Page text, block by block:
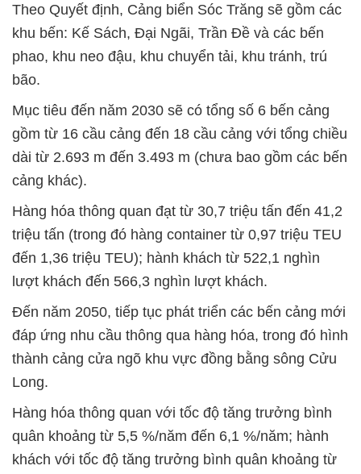
Theo Quyết định, Cảng biển Sóc Trăng sẽ gồm các
khu bến: Kế Sách, Đại Ngãi, Trần Đề và các bến
phao, khu neo đậu, khu chuyển tải, khu tránh, trú
bão.
Mục tiêu đến năm 2030 sẽ có tổng số 6 bến cảng
gồm từ 16 cầu cảng đến 18 cầu cảng với tổng chiều
dài từ 2.693 m đến 3.493 m (chưa bao gồm các bến
cảng khác).
Hàng hóa thông quan đạt từ 30,7 triệu tấn đến 41,2
triệu tấn (trong đó hàng container từ 0,97 triệu TEU
đến 1,36 triệu TEU); hành khách từ 522,1 nghìn
lượt khách đến 566,3 nghìn lượt khách.
Đến năm 2050, tiếp tục phát triển các bến cảng mới
đáp ứng nhu cầu thông qua hàng hóa, trong đó hình
thành cảng cửa ngõ khu vực đồng bằng sông Cửu
Long.
Hàng hóa thông quan với tốc độ tăng trưởng bình
quân khoảng từ 5,5 %/năm đến 6,1 %/năm; hành
khách với tốc độ tăng trưởng bình quân khoảng từ